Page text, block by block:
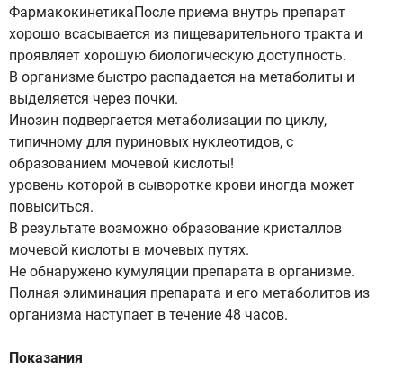
ФармакокинетикаПосле приема внутрь препарат
хорошо всасывается из пищеварительного тракта и
проявляет хорошую биологическую доступность.
В организме быстро распадается на метаболиты и
выделяется через почки.
Инозин подвергается метаболизации по циклу,
типичному для пуриновых нуклеотидов, с
образованием мочевой кислоты!
уровень которой в сыворотке крови иногда может
повыситься.
В результате возможно образование кристаллов
мочевой кислоты в мочевых путях.
Не обнаружено кумуляции препарата в организме.
Полная элиминация препарата и его метаболитов из
организма наступает в течение 48 часов.
Показания